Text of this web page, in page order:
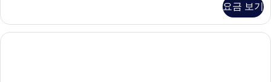
보
기
기
히
보
기
요금 보기